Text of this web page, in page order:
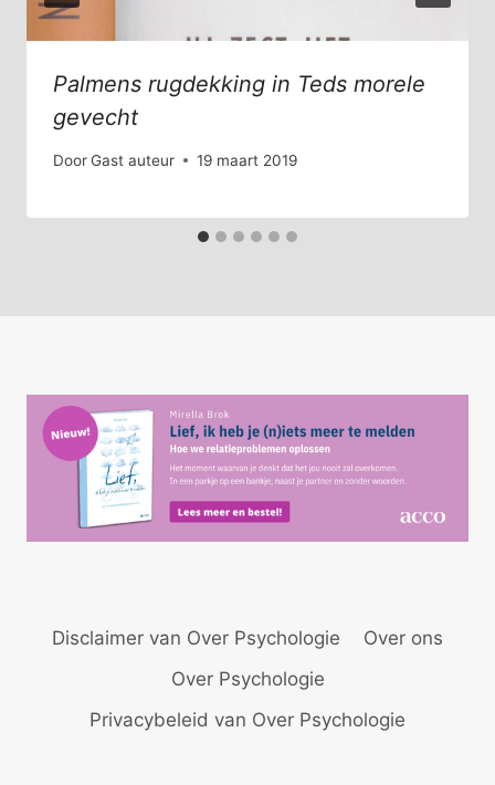
Palmens rugdekking in Teds morele
gevecht
DoorGast auteur 19 maart 2019
Disclaimer van Over Psychologie
Over ons
Over Psychologie
Privacybeleid van Over Psychologie